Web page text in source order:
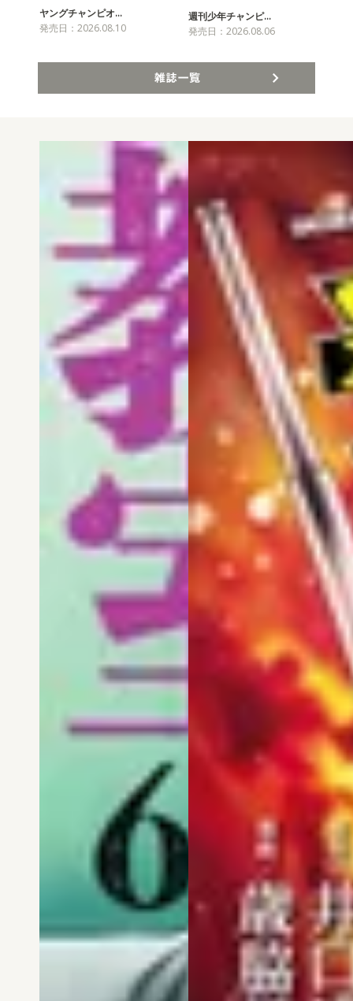
ヤングチャンピオ…
発売日：2026.08.10
週刊少年チャンピ…
発売日：2026.08.06